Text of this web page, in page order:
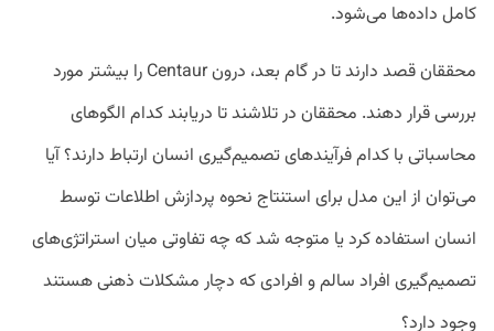
کامل داده‌ها می‌شود.
محققان قصد دارند تا در گام بعد، درون Centaur را بیشتر مورد
بررسی قرار دهند. محققان در تلاشند تا دریابند کدام الگو‌های
محاسباتی با کدام فرآیندهای تصمیم‌گیری انسان ارتباط دارند؟ آیا
می‌توان از این مدل برای استنتاج نحوه پردازش اطلاعات توسط
انسان استفاده کرد یا متوجه شد که چه تفاوتی میان استراتژی‌های
تصمیم‌گیری افراد سالم و افرادی که دچار مشکلات ذهنی هستند
وجود دارد؟